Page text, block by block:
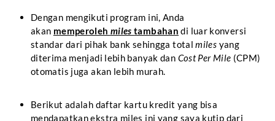
Dengan mengikuti program ini, Anda
akan memperoleh milestambahan di luar konversi
standar dari pihak bank sehingga totalmiles yang
diterima menjadi lebih banyak dan Cost Per Mile (CPM)
otomatis juga akan lebih murah.
Berikut adalah daftar kartu kredit yang bisa
mendapatkan ekstra miles ini yang saya kutip dari